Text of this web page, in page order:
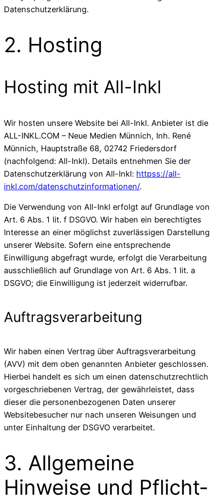
Datenschutzerklärung.
2. Hosting
Hosting mit All-Inkl
Wir hosten unsere Website bei All-Inkl. Anbieter ist die
ALL-INKL.COM – Neue Medien Münnich, Inh. René
Münnich, Hauptstraße 68, 02742 Friedersdorf
(nachfolgend: All-Inkl). Details entnehmen Sie der
Datenschutzerklärung von All-Inkl: httpss://all-
inkl.com/datenschutzinformationen/.
Die Verwendung von All-Inkl erfolgt auf Grundlage von
Art. 6 Abs. 1 lit. f DSGVO. Wir haben ein berechtigtes
Interesse an einer möglichst zuverlässigen Darstellung
unserer Website. Sofern eine entsprechende
Einwilligung abgefragt wurde, erfolgt die Verarbeitung
ausschließlich auf Grundlage von Art. 6 Abs. 1 lit. a
DSGVO; die Einwilligung ist jederzeit widerrufbar.
Auftragsverarbeitung
Wir haben einen Vertrag über Auftragsverarbeitung
(AVV) mit dem oben genannten Anbieter geschlossen.
Hierbei handelt es sich um einen datenschutzrechtlich
vorgeschriebenen Vertrag, der gewährleistet, dass
dieser die personenbezogenen Daten unserer
Websitebesucher nur nach unseren Weisungen und
unter Einhaltung der DSGVO verarbeitet.
3. Allgemeine
Hinweise und Pflicht­